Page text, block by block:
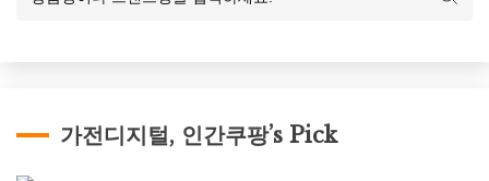
가전디지털, 인간쿠팡’s Pick